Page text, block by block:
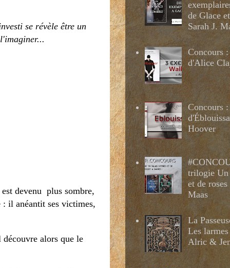
se révèle être un
devenu plus sombre,
il anéantit ses victimes,
alors que le
de Glace
Sarah J.
Concours
d'Alice
Concours
Hoover
trilogie Un
et de
Maas
La
Les
Alric &